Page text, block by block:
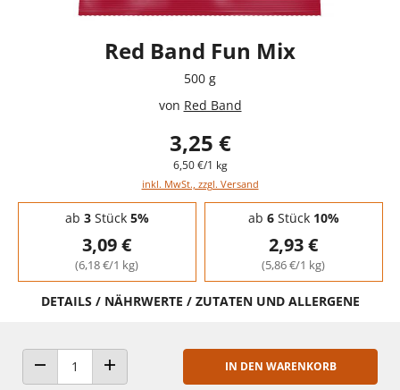
Red Band Fun Mix
500 g
von Red Band
3,25 €
6,50 €/1 kg
inkl. MwSt., zzgl. Versand
Staffelpreise - Mengenrabatt
ab 3Stück 5%
3,09 €
(6,18 €/1 kg)
ab 6Stück 10%
2,93 €
(5,86 €/1 kg)
DETAILS / NÄHRWERTE / ZUTATEN UND ALLERGENE
ANZAHL VERRINGERNANZAHL ERHÖHEN
IN DEN WARENKORB